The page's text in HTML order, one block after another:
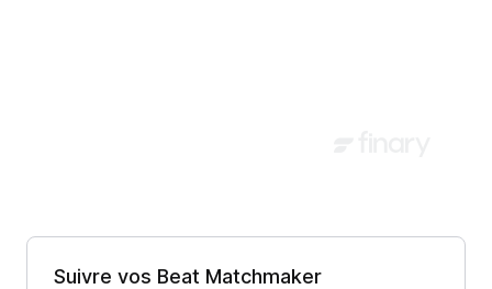
Suivre vos Beat Matchmaker